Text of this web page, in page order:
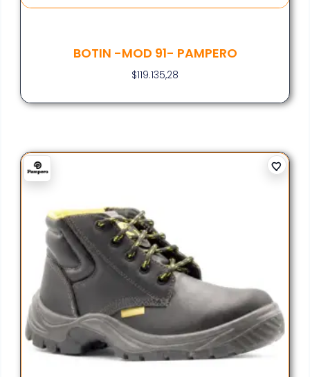
BOTIN -MOD 91- PAMPERO
$119.135,28